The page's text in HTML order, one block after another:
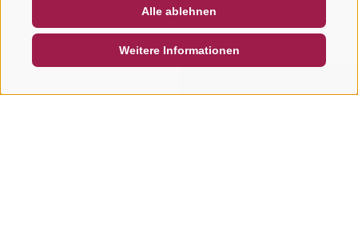
Alle ablehnen
Weitere Informationen